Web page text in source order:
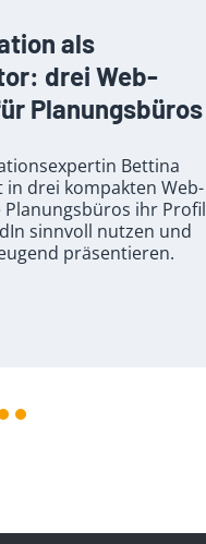
als
drei Web-
Planungsbüros
Bettina
in drei kompakten Web-
Planungsbüros ihr Profil
sinnvoll nutzen und
präsentieren.